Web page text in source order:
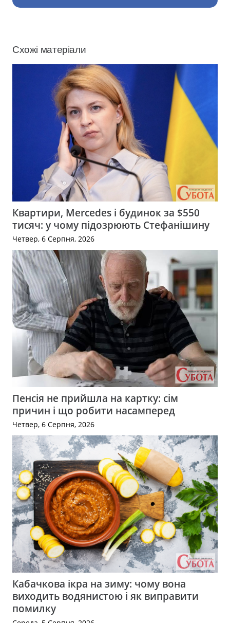
Схожі матеріали
Квартири, Mercedes і будинок за $550
тисяч: у чому підозрюють Стефанішину
Четвер, 6 Серпня, 2026
Пенсія не прийшла на картку: сім
причин і що робити насамперед
Четвер, 6 Серпня, 2026
Кабачкова ікра на зиму: чому вона
виходить водянистою і як виправити
помилку